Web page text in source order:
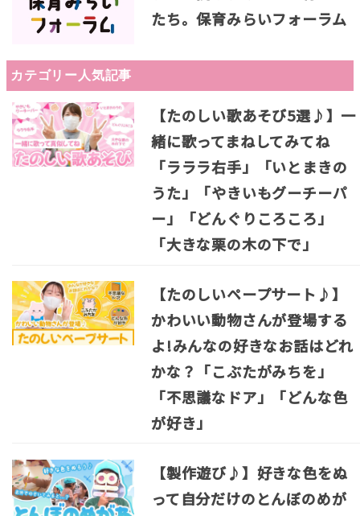
たち。保育みらいフォーラム
カテゴリー人気記事
【たのしい歌あそび5選♪】一
緒に歌ってまねしてみてね
「ラララ右手」「いとまきの
うた」「やきいもグーチーパ
ー」「どんぐりころころ」
「大きな栗の木の下で」
【たのしいペープサート♪】
かわいい動物さんが登場する
よ!みんなの好きなお話はどれ
かな？「こぶたがみちを」
「不思議なドア」「どんな色
が好き」
【製作遊び♪】好きな色をぬ
って自分だけのとんぼのめが